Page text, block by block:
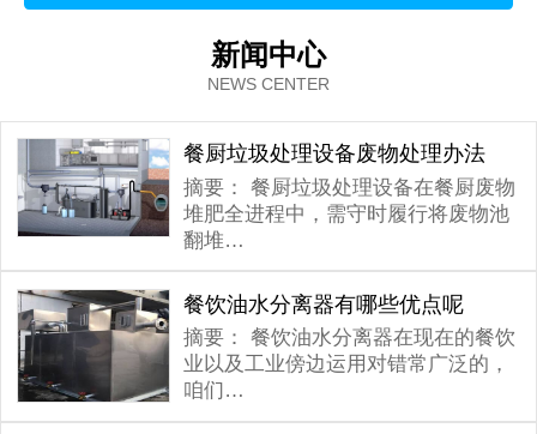
新闻中心
NEWS CENTER
餐厨垃圾处理设备废物处理办法
摘要：
餐厨垃圾处理设备在餐厨废物
堆肥全进程中，需守时履行将废物池
翻堆…
餐饮油水分离器有哪些优点呢
摘要：
餐饮油水分离器在现在的餐饮
业以及工业傍边运用对错常广泛的，
咱们…